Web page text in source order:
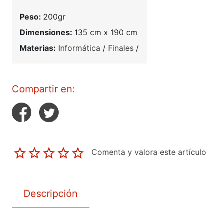
Peso: 200gr
Dimensiones: 135 cm x 190 cm
Materias: Informática / Finales /
Compartir en:
Comenta y valora este artículo
Descripción